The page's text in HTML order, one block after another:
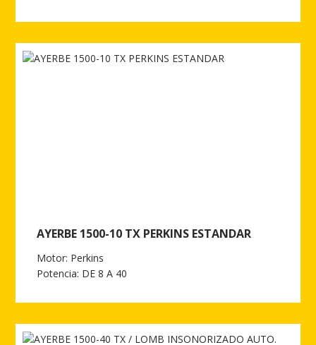
AYERBE 1500-10 TX PERKINS ESTANDAR
Motor: Perkins
Potencia: DE 8 A 40